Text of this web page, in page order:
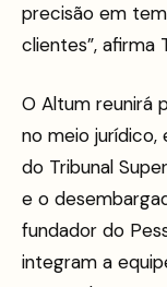
precisão em
clientes”, afirma
O Altum reunirá
no meio
do Tribunal
e o
fundador do
integram a